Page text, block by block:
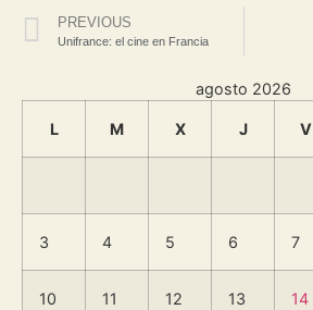
PREVIOUS
Unifrance: el cine en Francia
agosto 2026
L M X J V
3 4 5 6 7
10 11 12 13 14